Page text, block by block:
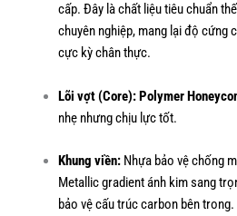
cấp. Đây là chất liệu tiêu chuẩn
chuyên nghiệp, mang lại độ cứng
cực kỳ chân thực.
Lõi vợt (Core):Polymer
nhẹ nhưng chịu lực tốt.
Khung viền:Nhựa bảo vệ chống
Metallic gradient ánh kim sang
bảo vệ cấu trúc carbon bên trong.